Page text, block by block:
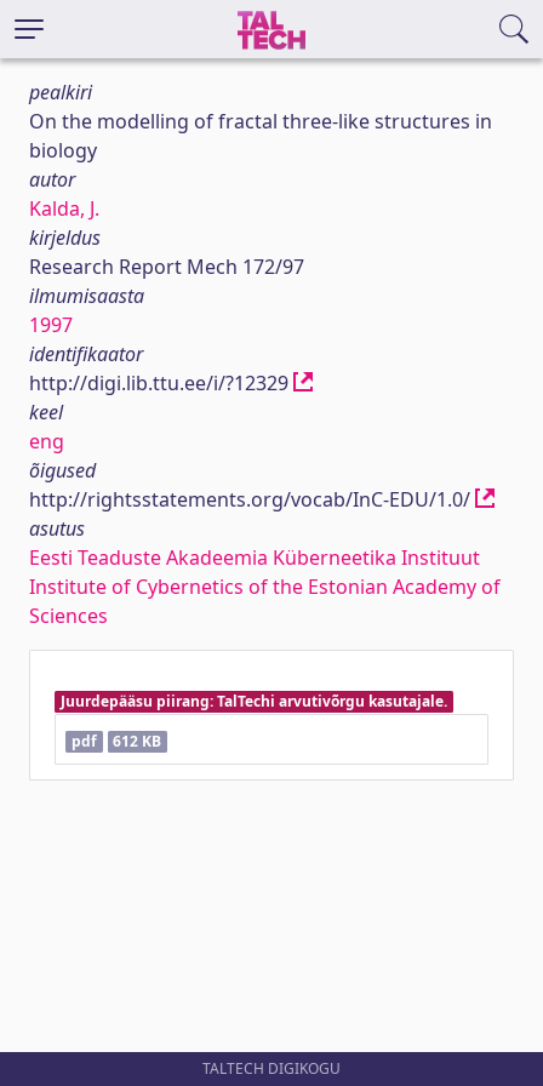
pealkiri
On the modelling of fractal three-like structures in
biology
autor
Kalda, J.
kirjeldus
Research Report Mech 172/97
ilmumisaasta
1997
identifikaator
http://digi.lib.ttu.ee/i/?12329
keel
eng
õigused
http://rightsstatements.org/vocab/InC-EDU/1.0/
asutus
Eesti Teaduste Akadeemia Küberneetika Instituut
Institute of Cybernetics of the Estonian Academy of
Sciences
Juurdepääsu piirang: TalTechi arvutivõrgu kasutajale.
pdf
612 KB
TALTECH DIGIKOGU